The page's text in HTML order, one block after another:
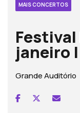
MAIS CONCERTOS
Festival
janeiro
Grande Auditório